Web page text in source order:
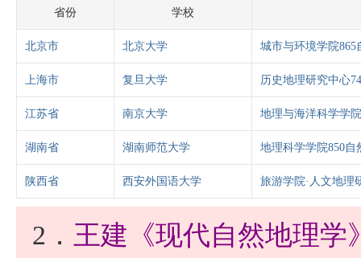
省份 学校
北京市 北京大学 城市与环境学院865
上海市 复旦大学 历史地理研究中心
江苏省 南京大学 地理与海洋科学学
湖南省 湖南师范大学 地理科学学院850自
陕西省 西安外国语大学 旅游学院·人文地理
2． 王建《现代自然地理学